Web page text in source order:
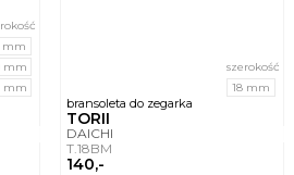
mm
mm
mm
bransoleta do zegarka
TORII
DAICHI
T.18BM
140,-
szerokość
18 mm